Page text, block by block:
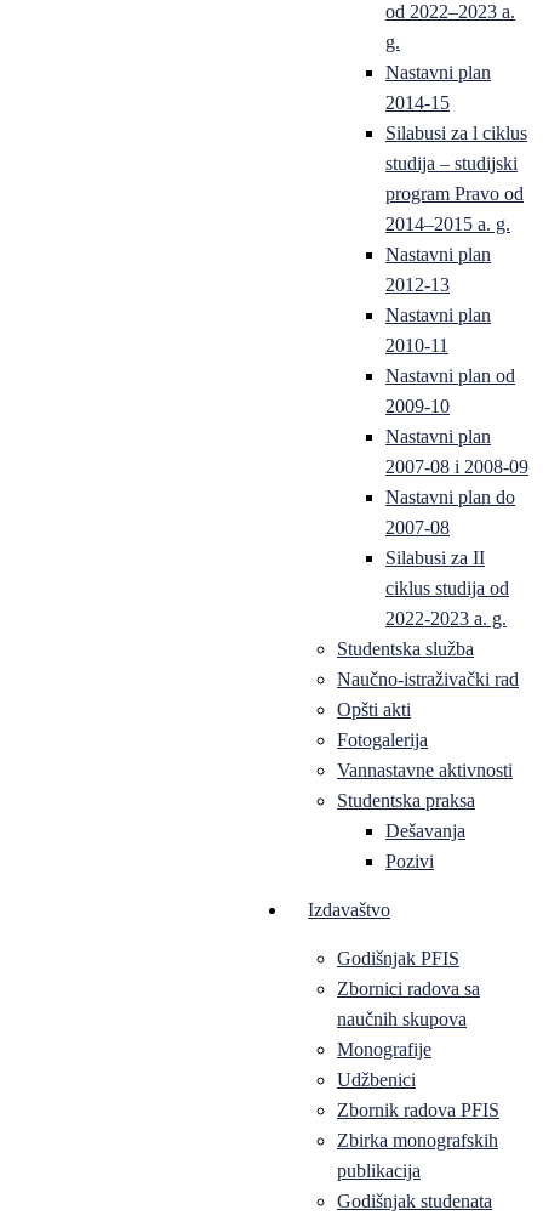
od 2022–2023 a.
g.
Nastavni plan
2014-15
Silabusi za l ciklus
studija – studijski
program Pravo od
2014–2015 a. g.
Nastavni plan
2012-13
Nastavni plan
2010-11
Nastavni plan od
2009-10
Nastavni plan
2007-08 i 2008-09
Nastavni plan do
2007-08
Silabusi za II
ciklus studija od
2022-2023 a. g.
Studentska služba
Naučno-istraživački rad
Opšti akti
Fotogalerija
Vannastavne aktivnosti
Studentska praksa
Dešavanja
Pozivi
Izdavaštvo
Godišnjak PFIS
Zbornici radova sa
naučnih skupova
Monografije
Udžbenici
Zbornik radova PFIS
Zbirka monografskih
publikacija
Godišnjak studenata